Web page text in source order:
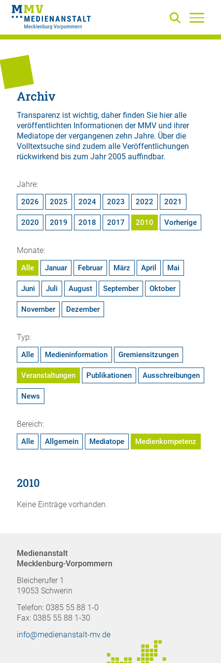
Archiv
Transparenz ist wichtig, daher finden Sie hier alle
veröffentlichten Informationen der MMV und ihrer
Mediatope der vergangenen zehn Jahre. Über die
Volltextsuchesind zudem alle Veröffentlichungen
rückwirkend bis zum Jahr 2005 auffindbar.
Jahre:
2026 2025 2024 2023 2022 2021
2020 2019 2018 2017 2010 Vorherige
Monate:
Alle Januar Februar März April Mai
Juni Juli August September Oktober
November Dezember
Typ:
Alle Medieninformation Gremiensitzungen
Veranstaltungen Publikationen Ausschreibungen
News
Bereich:
Alle Allgemein Mediatope Medienkompetenz
2010
Keine Einträge vorhanden.
Medienanstalt
Mecklenburg-Vorpommern
Bleicherufer 1
19053 Schwerin
Telefon: 0385 55 88 1-0
Fax: 0385 55 88 1-30
info@medienanstalt-mv.de